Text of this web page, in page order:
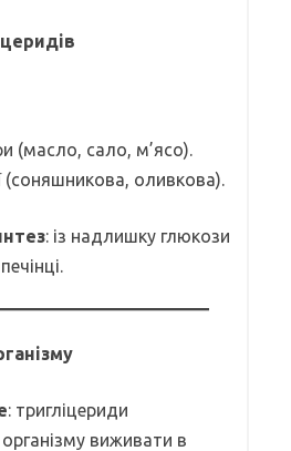
(масло, сало, м’ясо).
(соняшникова, оливкова).
: із надлишку глюкози
: тригліцериди
виживати в